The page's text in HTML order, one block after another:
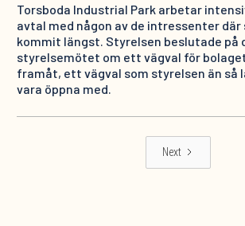
Torsboda Industrial Park arbetar
avtal med någon av de intressenter där
kommit längst. Styrelsen beslutade på
styrelsemötet om ett vägval för
framåt, ett vägval som styrelsen än så
vara öppna med.
Next